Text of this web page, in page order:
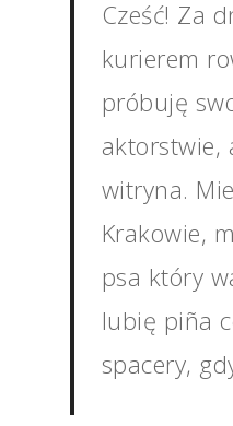
Cześć! Za
kurierem
próbuję
aktorstwie,
witryna.
Krakowie,
psa który
lubię piña
spacery,